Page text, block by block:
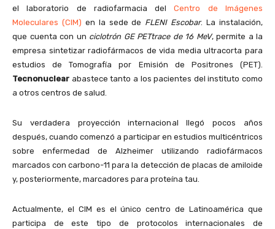
el laboratorio de radiofarmacia delCentro de Imágenes
Moleculares (CIM) en la sede de FLENI Escobar. La instalación,
que cuenta con un ciclotrón GE PETtrace de 16 MeV, permite a la
empresa sintetizar radiofármacos de vida media ultracorta para
estudios de Tomografía por Emisión de Positrones (PET).
Tecnonuclear abastece tanto a los pacientes del instituto como
a otros centros de salud.
Su verdadera proyección internacional llegó pocos años
después, cuando comenzó a participar en estudios multicéntricos
sobre enfermedad de Alzheimer utilizando radiofármacos
marcados con carbono-11 para la detección de placas de amiloide
y, posteriormente, marcadores para proteína tau.
Actualmente, el CIM es el único centro de Latinoamérica que
participa de este tipo de protocolos internacionales de